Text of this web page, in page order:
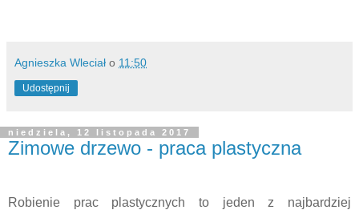
Agnieszka Wleciał o 11:50
Udostępnij
niedziela, 12 listopada 2017
Zimowe drzewo - praca plastyczna
Robienie prac plastycznych to jeden z najbardziej